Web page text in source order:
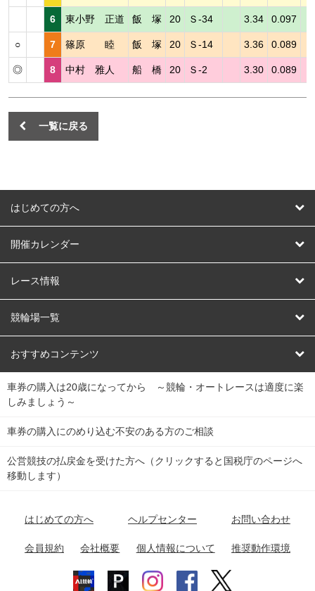
6 東小野 正道 飯 塚 20 Ｓ-34 3.34 0.097
○ 7 篠原 睦 飯 塚 20 Ｓ-14 3.36 0.089
◎ 8 中村 雅人 船 橋 20 Ｓ-2 3.30 0.089
一覧に戻る
はじめての方へ
はじめての方へ
開催カレンダー
競輪
オートレース
競輪くじ
Dokanto!
チャリロトプラザ
レース情報
レース予想
レース結果
キャリーオーバー一覧
競輪場一覧
北日本 函館競輪場
関
東
弥彦競輪場 前橋競輪場 取手競輪場 宇都宮競輪場
関
東
小田原競輪場
名古屋競輪場 岐阜競輪場 大垣競輪場 豊橋競輪場
富山競輪場 松阪競輪場 四日市競輪場
福井競輪場 奈良競輪場 向日町競輪場
おすすめコンテンツ
競輪選手情報
Perfecta Navi
netkeirin
車券の購入は20歳になってから ～競輪・オートレースは適度に楽
しみましょう～
車券の購入にのめり込む不安のある方のご相談
公営競技の払戻金を受けた方へ（クリックすると国税庁のページへ
移動します）
はじめての方へ ヘルプセンター お問い合わせ
会員規約 会社概要 個人情報について 推奨動作環境